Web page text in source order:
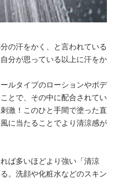
の汗をかく、と言われている
分が思っている以上に汗をか
ルタイプのローションやボデ
とで、その中に配合されてい
激！このひと手間で塗った直
に当たることでより清涼感が
ば多いほどより強い「清涼
。洗顔や化粧水などのスキン